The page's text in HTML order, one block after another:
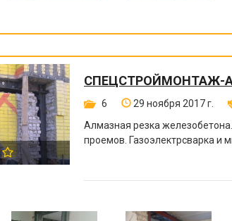
СПЕЦСТРОЙМОНТАЖ-
6 29 ноября 2017 г.
Алмазная резка
проемов. Газоэлектрсварка и